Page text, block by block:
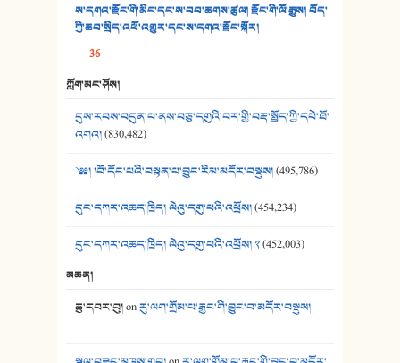
38. ཡབ་ཡུམ། - ཟླ་སྒྲོན།
ས་དགའ་རྫོང་གི་མིང་དང་ས་བབ་ཆགས་ཚུལ། རྫོང་གི་ལོ་རྒྱུས། བོད་
ཀྱི་ཆབ་སྲིད་འཕོ་འགྱུར་དང་ས་དགའ་རྫོང་སྐོར།
36
ཀློག་མང་ཤོས།
དུས་རབས་བདུན་པ་ནས་བཅུ་དགུའི་བར་གྱི་བརྡ་སྤྲོད་ཀྱི་དཔེ་ཐོ་
འགའ།(830,482)
༄༅། །བོ་དོང་པའི་བསྟན་པ་བྱུང་རིམ་མདོར་བསྡུས།(495,786)
དུང་དཀར་འཆད་ཁྲིད། ལེའུ་དགུ་པའི་འཕྲོས།(454,234)
དུང་དཀར་འཆད་ཁྲིད། ལེའུ་དགུ་པའི་འཕྲོས། ༢(452,003)
མཆན།
ཆུ་དབར་བུ།onརུ་ལག་གྲོམ་པ་རྒྱང་གི་བྱུང་བ་མདོར་བསྡུས།